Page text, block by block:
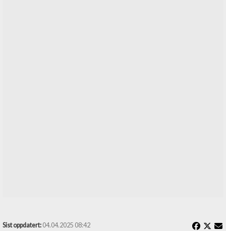
Sist oppdatert: 04.04.2025 08:42